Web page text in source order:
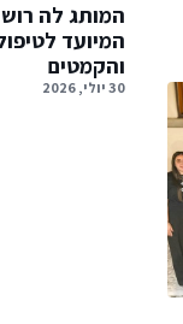
המותג לה
המיועד
והקמטים
30 יולי, 2026